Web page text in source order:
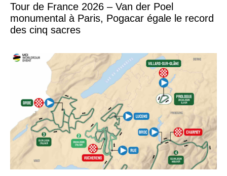
Tour de France 2026 – Van der Poel
monumental à Paris, Pogacar égale le record
des cinq sacres